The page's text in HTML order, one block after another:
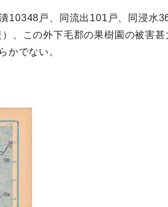
10348戸、同流出101戸、同浸水
、この外下毛郡の果樹園の被害甚
かでない。